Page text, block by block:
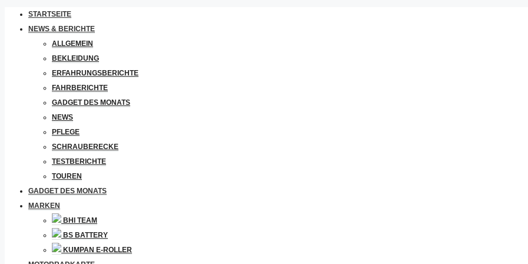
STARTSEITE
NEWS & BERICHTE
ALLGEMEIN
BEKLEIDUNG
ERFAHRUNGSBERICHTE
FAHRBERICHTE
GADGET DES MONATS
NEWS
PFLEGE
SCHRAUBERECKE
TESTBERICHTE
TOUREN
GADGET DES MONATS
MARKEN
BHI TEAM
BS BATTERY
KUMPAN E-ROLLER